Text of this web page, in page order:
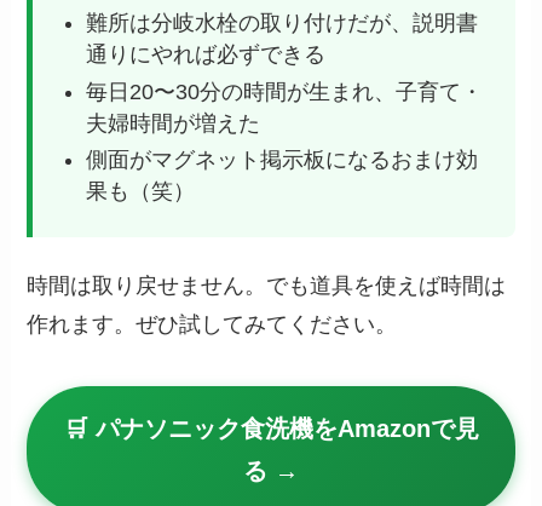
難所は分岐水栓の取り付けだが、説明書
通りにやれば必ずできる
毎日20〜30分の時間が生まれ、子育て・
夫婦時間が増えた
側面がマグネット掲示板になるおまけ効
果も（笑）
時間は取り戻せません。でも道具を使えば時間は
作れます。ぜひ試してみてください。
🛒 パナソニック食洗機をAmazonで見
る →